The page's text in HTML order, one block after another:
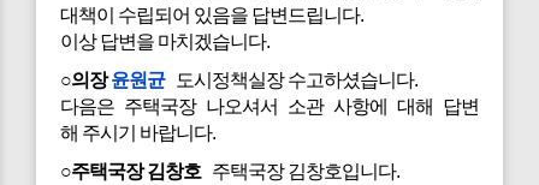
대책이 수립되어 있음을 답변드립니다.
이상 답변을 마치겠습니다.
○의장윤원균도시정책실장 수고하셨습니다.
다음은 주택국장 나오셔서 소관 사항에 대해 답변
해 주시기 바랍니다.
○주택국장 김창호 주택국장 김창호입니다.